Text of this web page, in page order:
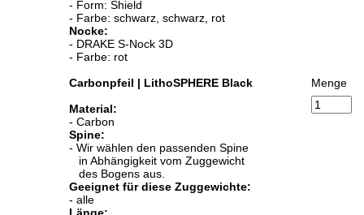
- Form: Shield
- Farbe: schwarz, schwarz, rot
Nocke:
- DRAKE S-Nock 3D
- Farbe: rot
Carbonpfeil | LithoSPHERE Black
Material:
- Carbon
Spine:
- Wir wählen den passenden Spine
in Abhängigkeit vom Zuggewicht
des Bogens aus.
Geeignet für diese Zuggewichte:
- alle
Menge